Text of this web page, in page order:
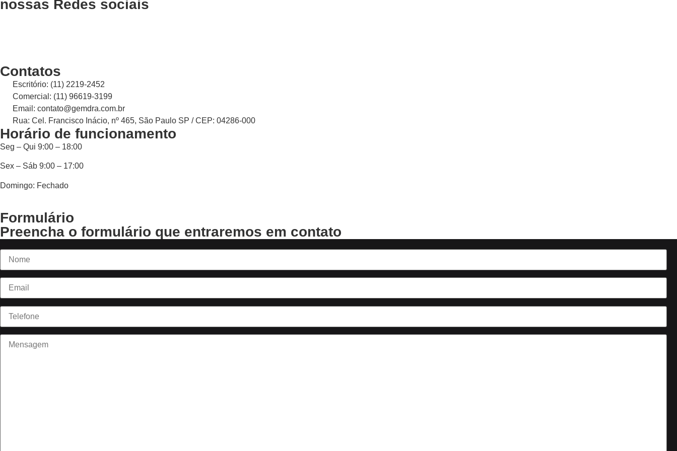
nossas Redes sociais
Contatos
Escritório: (11) 2219-2452
Comercial: (11) 96619-3199
Email: contato@gemdra.com.br
Rua: Cel. Francisco Inácio, nº 465, São Paulo SP / CEP: 04286-000
Horário de funcionamento
Seg – Qui 9:00 – 18:00
Sex – Sáb 9:00 – 17:00
Domingo: Fechado
Formulário
Preencha o formulário que entraremos em contato